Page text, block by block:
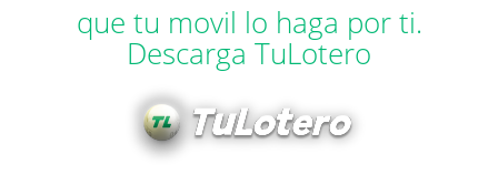
que tu movil lo haga por ti.
Descarga TuLotero